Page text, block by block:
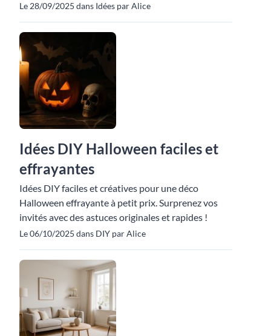
Le 28/09/2025 dans Idées par Alice
Idées DIY Halloween faciles et
effrayantes
Idées DIY faciles et créatives pour une déco
Halloween effrayante à petit prix. Surprenez vos
invités avec des astuces originales et rapides !
Le 06/10/2025 dans DIY par Alice